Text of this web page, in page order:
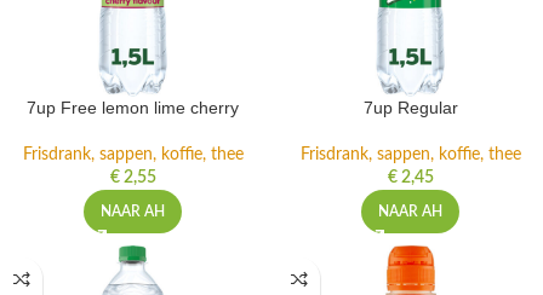
7up Free lemon lime cherry
Frisdrank, sappen, koffie, thee
€2,55
NAAR AH
7up Regular
Frisdrank, sappen, koffie, thee
€2,45
NAAR AH